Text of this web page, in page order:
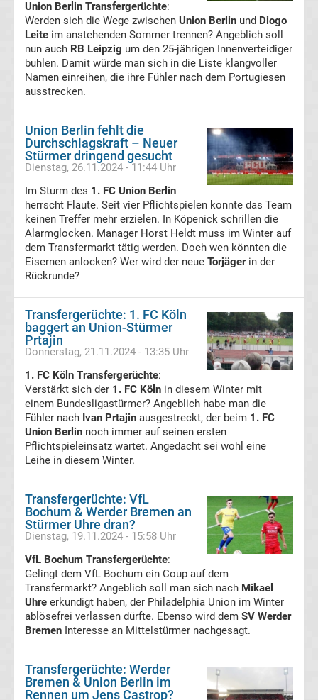
Bundesliga
Tabelle
Bundesliga
Ergebnisse
2.
Ergebnisse
3.
Ergebnisse
3.
Liga
Tabelle
DFB-
Pokal
Champions
League
Tabelle
Champions
Union Berlin Transfergerüchte:
Werden sich die Wege zwischen Union Berlin und Diogo
Leite im anstehenden Sommer trennen? Angeblich soll
nun auch RB Leipzig um den 25-jährigen Innenverteidiger
buhlen. Damit würde man sich in die Liste klangvoller
Namen einreihen, die ihre Fühler nach dem Portugiesen
ausstrecken.
Union Berlin fehlt die
Durchschlagskraft – Neuer
Stürmer dringend gesucht
Dienstag, 26.11.2024 - 11:44 Uhr
Im Sturm des 1. FC Union Berlin
herrscht Flaute. Seit vier Pflichtspielen konnte das Team
keinen Treffer mehr erzielen. In Köpenick schrillen die
Alarmglocken. Manager Horst Heldt muss im Winter auf
dem Transfermarkt tätig werden. Doch wen könnten die
Eisernen anlocken? Wer wird der neue Torjägerin der
Rückrunde?
Transfergerüchte: 1. FC Köln
baggert an Union-Stürmer
Prtajin
Donnerstag, 21.11.2024 - 13:35 Uhr
1. FC Köln Transfergerüchte:
Verstärkt sich der 1. FC Köln in diesem Winter mit
einem Bundesligastürmer? Angeblich habe man die
Fühler nach Ivan Prtajin ausgestreckt, der beim 1. FC
Union Berlin noch immer auf seinen ersten
Pflichtspieleinsatz wartet. Angedacht sei wohl eine
Leihe in diesem Winter.
Transfergerüchte: VfL
Bochum & Werder Bremen an
Stürmer Uhre dran?
Dienstag, 19.11.2024 - 15:58 Uhr
VfL Bochum Transfergerüchte:
Gelingt dem VfL Bochum ein Coup auf dem
Transfermarkt? Angeblich soll man sich nach Mikael
Uhre erkundigt haben, der Philadelphia Union im Winter
ablösefrei verlassen dürfte. Ebenso wird dem SV Werder
Bremen Interesse an Mittelstürmer nachgesagt.
Transfergerüchte: Werder
Bremen & Union Berlin im
Rennen um Jens Castrop?